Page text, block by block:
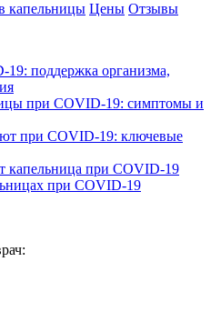
капельницы Цены Отзывы
поддержка организма,
при COVID-19: симптомы и
при COVID-19: ключевые
капельница при COVID-19
при COVID-19